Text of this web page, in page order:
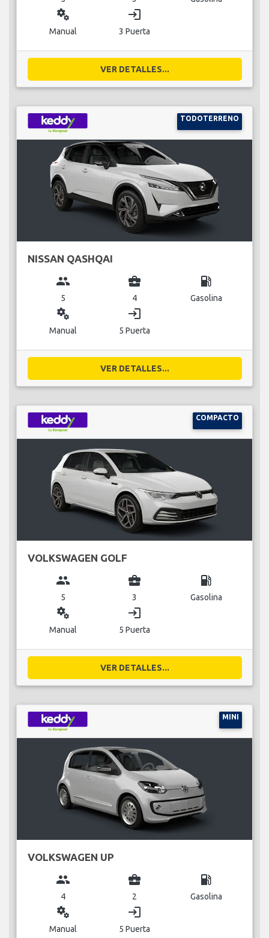
miscellaneous_services
Manual
login
3 Puerta
VER DETALLES...
TODOTERRENO
NISSAN QASHQAI
group
5
business_center
4
local_gas_station
Gasolina
miscellaneous_services
Manual
login
5 Puerta
VER DETALLES...
COMPACTO
VOLKSWAGEN GOLF
group
5
business_center
3
local_gas_station
Gasolina
miscellaneous_services
Manual
login
5 Puerta
VER DETALLES...
MINI
VOLKSWAGEN UP
group
4
business_center
2
local_gas_station
Gasolina
miscellaneous_services
Manual
login
5 Puerta